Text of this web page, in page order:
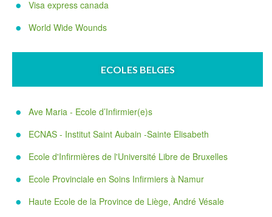
Visa express canada
World Wide Wounds
ECOLES BELGES
Ave Maria - Ecole d’Infirmier(e)s
ECNAS - Institut Saint Aubain -Sainte Elisabeth
Ecole d'Infirmières de l'Université Libre de Bruxelles
Ecole Provinciale en Soins Infirmiers à Namur
Haute Ecole de la Province de Liège, André Vésale